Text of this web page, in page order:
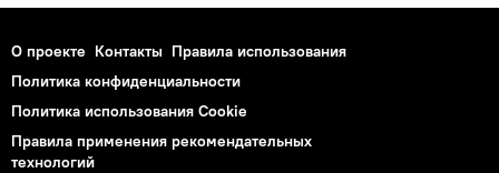
О проекте Контакты Правила использования
Политика конфиденциальности
Политика использования Cookie
Правила применения рекомендательных
технологий